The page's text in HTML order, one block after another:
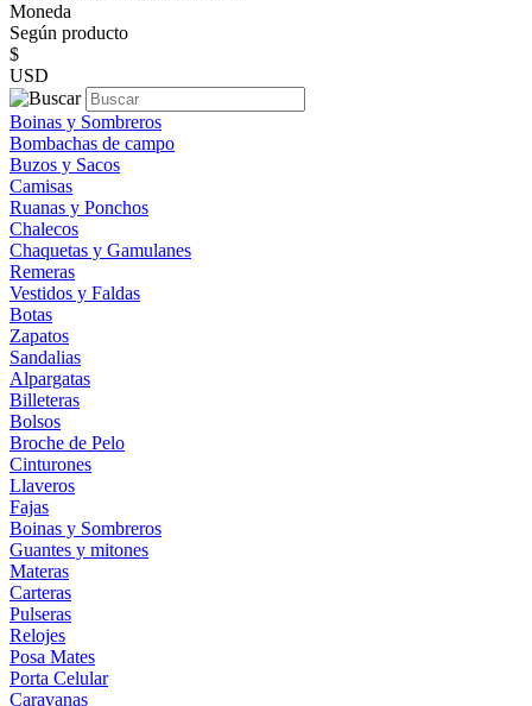
Moneda
Según producto
$
USD
Boinas y Sombreros
Bombachas de campo
Buzos y Sacos
Camisas
Ruanas y Ponchos
Chalecos
Chaquetas y Gamulanes
Remeras
Vestidos y Faldas
Botas
Zapatos
Sandalias
Alpargatas
Billeteras
Bolsos
Broche de Pelo
Cinturones
Llaveros
Fajas
Boinas y Sombreros
Guantes y mitones
Materas
Carteras
Pulseras
Relojes
Posa Mates
Porta Celular
Caravanas